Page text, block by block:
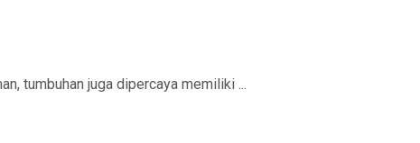
tumbuhan juga dipercaya memiliki ...